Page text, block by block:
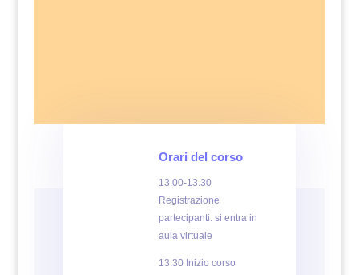
Orari del corso
13.00-13.30
Registrazione
partecipanti: si entra in
aula virtuale
13.30 Inizio corso